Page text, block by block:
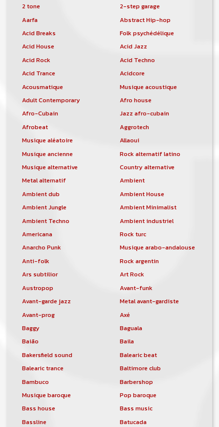
2 tone
2-step garage
Aarfa
Abstract Hip-hop
Acid Breaks
Folk psychédélique
Acid House
Acid Jazz
Acid Rock
Acid Techno
Acid Trance
Acidcore
Acousmatique
Musique acoustique
Adult Contemporary
Afro house
Afro-Cubain
Jazz afro-cubain
Afrobeat
Aggrotech
Musique aléatoire
Allaoui
Musique ancienne
Rock alternatif latino
Musique alternative
Country alternative
Metal alternatif
Ambient
Ambient dub
Ambient House
Ambient Jungle
Ambient Minimalist
Ambient Techno
Ambient industriel
Americana
Rock turc
Anarcho Punk
Musique arabo-andalouse
Anti-folk
Rock argentin
Ars subtilior
Art Rock
Austropop
Avant-funk
Avant-garde jazz
Metal avant-gardiste
Avant-prog
Axé
Baggy
Baguala
Baião
Baila
Bakersfield sound
Balearic beat
Balearic trance
Baltimore club
Bambuco
Barbershop
Musique baroque
Pop baroque
Bass house
Bass music
Bassline
Batucada